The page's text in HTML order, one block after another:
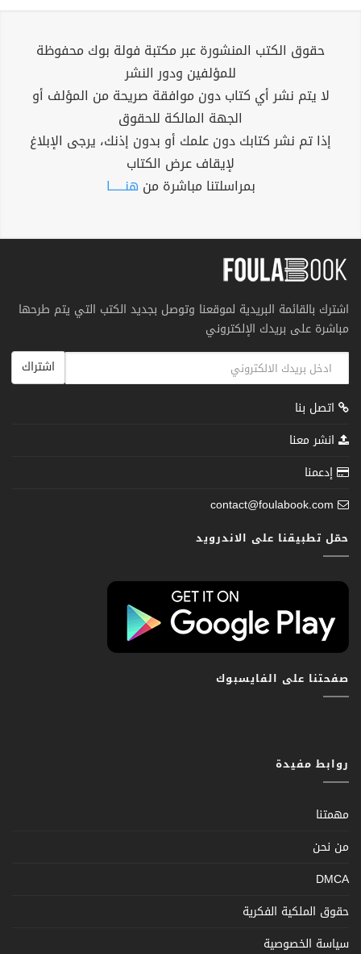
حقوق الكتب المنشورة عبر مكتبة فولة بوك محفوظة
للمؤلفين ودور النشر
لا يتم نشر أي كتاب دون موافقة صريحة من المؤلف أو
الجهة المالكة للحقوق
إذا تم نشر كتابك دون علمك أو بدون إذنك، يرجى الإبلاغ
لإيقاف عرض الكتاب
بمراسلتنا مباشرة من هنــــــا
اشترك بالقائمة البريدية لموقعنا وتوصل بجديد الكتب التي يتم طرحها
مباشرة على بريدك الإلكتروني
اشتراك
اتصل بنا
انشر معنا
إدعمنا
contact@foulabook.com
حمّل تطبيقنا على الاندرويد
صفحتنا على الفايسبوك
روابط مفيدة
مهمتنا
من نحن
DMCA
حقوق الملكية الفكرية
سياسة الخصوصية